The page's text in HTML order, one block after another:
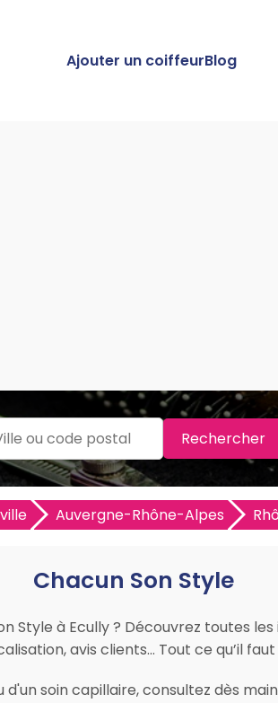
Ajouter un coiffeurBlog
Rechercher
Auvergne-Rhône-Alpes
Chacun Son Style
Style à Ecully ? Découvrez toutes
avis clients… Tout ce qu’il
soin capillaire, consultez dès